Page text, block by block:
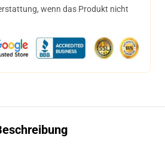
wenn das Produkt nicht